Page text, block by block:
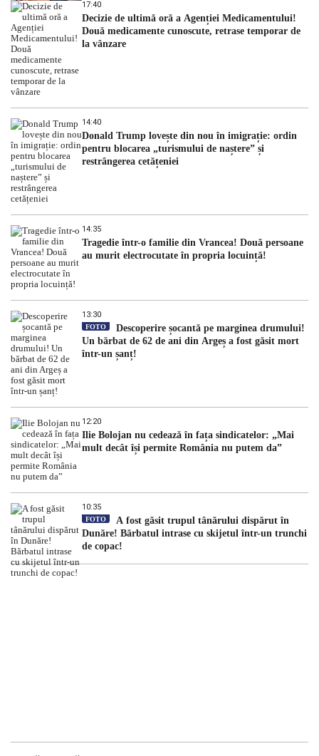
17:40
Decizie de ultimă oră a Agenției Medicamentului!
Două medicamente cunoscute, retrase temporar de
la vânzare
14:40
Donald Trump lovește din nou în imigrație: ordin
pentru blocarea „turismului de naștere” și
restrângerea cetățeniei
14:35
Tragedie într-o familie din Vrancea! Două persoane
au murit electrocutate în propria locuință!
13:30
FOTO
Descoperire șocantă pe marginea drumului!
Un bărbat de 62 de ani din Argeș a fost găsit mort
într-un șanț!
12:20
Ilie Bolojan nu cedează în fața sindicatelor: „Mai
mult decât își permite România nu putem da”
10:35
FOTO
A fost găsit trupul tânărului dispărut în
Dunăre! Bărbatul intrase cu skijetul într-un trunchi
de copac!